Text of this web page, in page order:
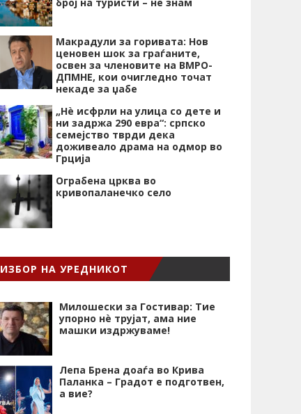
Макрадули за горивата: Нов
ценовен шок за граѓаните,
освен за членовите на ВМРО-
ДПМНЕ, кои очигледно точат
некаде за џабе
„Нѐ исфрли на улица со дете и
ни задржа 290 евра“: српско
семејство тврди дека
доживеало драма на одмор во
Грција
Ограбена црква во
кривопаланечко село
ИЗБОР НА УРЕДНИКОТ
Милошески за Гостивар: Тие
упорно нѐ трујат, ама ние
машки издржуваме!
Лепа Брена доаѓа во Крива
Паланка – Градот е подготвен,
а вие?